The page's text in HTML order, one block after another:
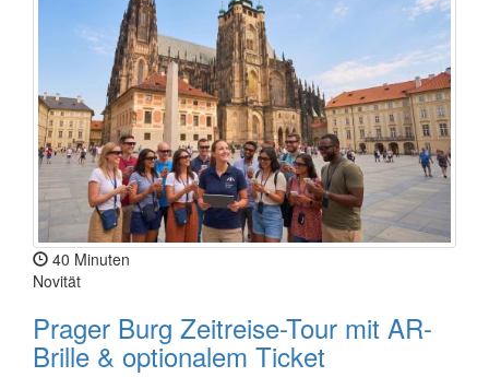
40 Minuten
Novität
Prager Burg Zeitreise-Tour mit AR-
Brille & optionalem Ticket